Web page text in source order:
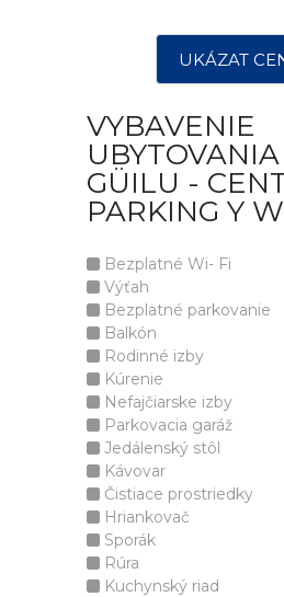
UKÁZAT
VYBAVENIE
GÜILU -
PARKING Y
Bezplatné Wi- Fi
Výťah
Bezplatné parkovanie
Balkón
Rodinné izby
Kúrenie
Nefajčiarske izby
Parkovacia garáž
Jedálenský stôl
Kávovar
Čistiace prostriedky
Hriankovač
Sporák
Rúra
Kuchynský riad